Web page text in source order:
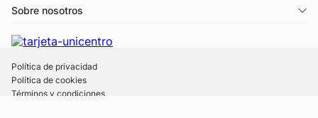
Sobre nosotros
Política de privacidad
Política de cookies
Términos y condiciones